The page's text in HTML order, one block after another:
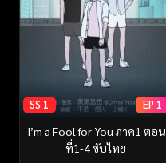
SS 1 EP 1
I’m a Fool for You ภาค1 ตอน
ที่1-4 ซับไทย